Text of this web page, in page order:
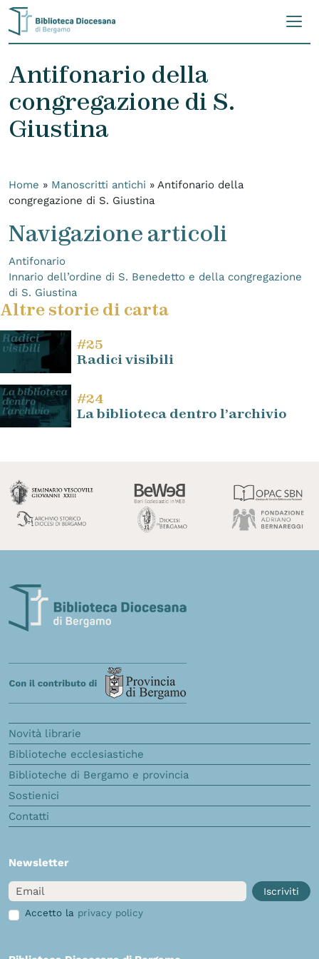
Skip to content
Antifonario della
congregazione di S.
Giustina
Home » Manoscritti antichi » Antifonario della
congregazione di S. Giustina
Navigazione articoli
Antifonario
Innario dell’ordine di S. Benedetto e della congregazione
di S. Giustina
Altre storie di carta
#25
Radici visibili
#24
La biblioteca dentro l’archivio
Novità librarie
Biblioteche ecclesiastiche
Biblioteche di Bergamo e provincia
Sostienici
Contatti
Newsletter
Email
Iscriviti
Accetto la privacy policy